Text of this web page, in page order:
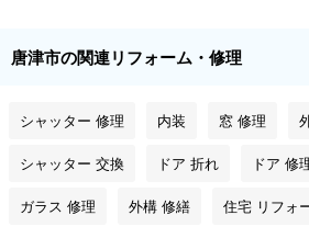
唐津市の関連リフォーム・修理
シャッター 修理 内装 窓 修理
シャッター 交換 ドア 折れ ドア 修
ガラス 修理 外構 修繕 住宅 リフォ